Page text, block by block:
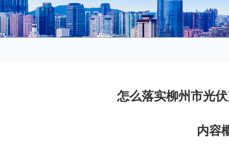
怎么落实柳州市光
内容